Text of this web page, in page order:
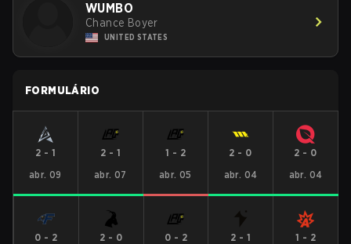
WUMBO
Chance Boyer
UNITED STATES
FORMULÁRIO
2 - 1
abr. 09
2 - 1
abr. 07
1 - 2
abr. 05
2 - 0
abr. 04
2 - 0
abr. 04
0 - 2
2 - 0
0 - 2
2 - 1
1 - 2